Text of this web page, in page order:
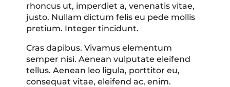
rhoncus ut, imperdiet a, venenatis vitae,
justo. Nullam dictum felis eu pede mollis
pretium. Integer tincidunt.
Cras dapibus. Vivamus elementum
semper nisi. Aenean vulputate eleifend
tellus. Aenean leo ligula, porttitor eu,
consequat vitae, eleifend ac, enim.